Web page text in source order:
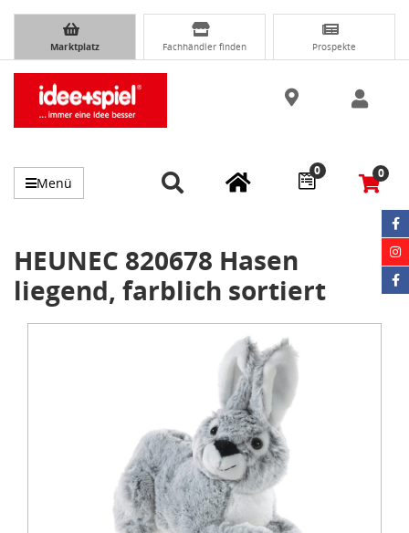
Marktplatz Fachhändler finden Prospekte
Menü
0 0
HEUNEC 820678 Hasen
liegend, farblich sortiert